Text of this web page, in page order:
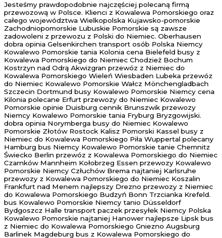
Jesteśmy prawdopodobnie najczęściej polecaną firmą
przewozową w Polsce. Klienci z Kowalewa Pomorskiego oraz
całego województwa Wielkopolska Kujawsko-pomorskie
Zachodniopomorskie Lubuskie Pomorskie są zawsze
zadowoleni z przewozu z Polski do Niemiec. Oberhausen
dobra opinia Gelsenkirchen transport osób Polska Niemcy
Kowalewo Pomorskie tania Kolonia cena Bielefeld busy z
Kowalewa Pomorskiego do Niemiec Chodzież Bochum
Kostrzyn nad Odrą Akwizgran przewóz z Niemiec do
Kowalewa Pomorskiego Wieleń Wiesbaden Lubeka przewóz
do Niemiec Kowalewo Pomorskie Wałcz Mönchengladbach
Szczecin Dortmund busy Kowalewo Pomorskie Niemcy cena
Kilonia polecane Erfurt przewozy do Niemiec Kowalewo
Pomorskie opinie Duisburg cennik Brunszwik przewozy
Niemcy Kowalewo Pomorskie tania Fryburg Bryzgowijski.
dobra opinia Norymberga busy do Niemiec Kowalewo
Pomorskie Złotów Rostock Kalisz Pomorski Kassel busy z
Niemiec do Kowalewa Pomorskiego Piła Wuppertal polecany
Hamburg bus Niemcy Kowalewo Pomorskie tanie Chemnitz
Świecko Berlin przewóz z Kowalewa Pomorskiego do Niemiec
Czarnków Mannheim Kołobrzeg Essen przewozy Kowalewo
Pomorskie Niemcy Człuchów Brema najtaniej Karlsruhe
przewozy z Kowalewa Pomorskiego do Niemiec Koszalin
Frankfurt nad Menem najlepszy Drezno przewozy z Niemiec
do Kowalewa Pomorskiego Budzyń Bonn Trzcianka Krefeld.
bus Kowalewo Pomorskie Niemcy tanio Düsseldorf
Bydgoszcz Halle transport paczek przesyłek Niemcy Polska
Kowalewo Pomorskie najtaniej Hanower najlepsze Lipsk bus
z Niemiec do Kowalewa Pomorskiego Gniezno Augsburg
Barlinek Magdeburg bus z Kowalewa Pomorskiego do